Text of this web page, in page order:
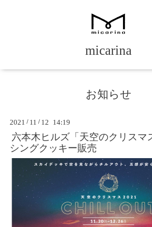
micarina
お知らせ
2021 / 11 / 12 14:19
六本木ヒルズ「天空のクリスマ
シングクッキー販売